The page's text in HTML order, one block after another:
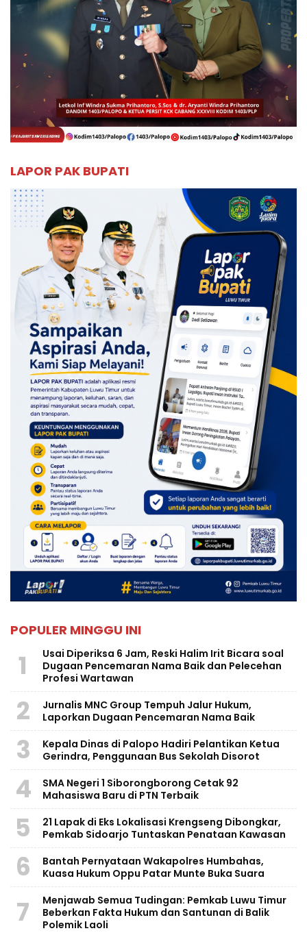
LAPOR PAK BUPATI
POPULER MINGGU INI
1
Usai Diperiksa 6 Jam, Reski Halim Irit Bicara soal
Dugaan Pencemaran Nama Baik dan Pelecehan
Profesi Wartawan
2
Jurnalis MNC Group Tempuh Jalur Hukum,
Laporkan Dugaan Pencemaran Nama Baik
3
Kepala Dinas di Palopo Hadiri Pelantikan Ketua
Gerindra, Penggunaan Bus Sekolah Disorot
4
SMA Negeri 1 Siborongborong Cetak 92
Mahasiswa Baru di PTN Terbaik
5
21 Lapak di Eks Lokalisasi Krengseng Dibongkar,
Pemkab Sidoarjo Tuntaskan Penataan Kawasan
6
Bantah Pernyataan Wakapolres Humbahas,
Kuasa Hukum Oppu Patar Munte Buka Suara
7
Menjawab Semua Tudingan: Pemkab Luwu Timur
Beberkan Fakta Hukum dan Santunan di Balik
Polemik Laoli